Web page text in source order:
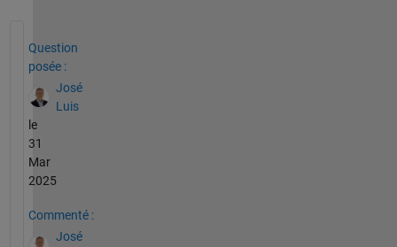
Question
posée :
José
Luis
le
31
Mar
2025
Commenté :
José